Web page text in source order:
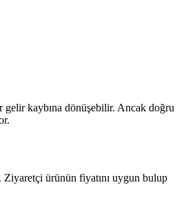
kaybına dönüşebilir. Ancak doğru
Ziyaretçi ürünün fiyatını uygun bulup